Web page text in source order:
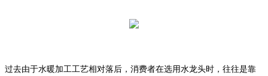
过去由于水暖加工工艺相对落后，消费者在选用水龙头时，往往是靠